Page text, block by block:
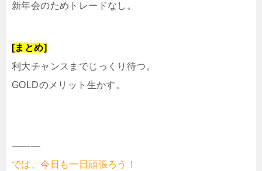
新年会のためトレードなし。
[まとめ]
利大チャンスまでじっくり待つ。
GOLDのメリット生かす。
———
では、今日も一日頑張ろう！